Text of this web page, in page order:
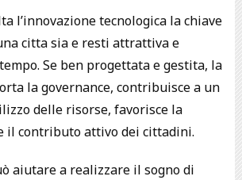
l’innovazione tecnologica la chiave
citta sia e resti attrattiva e
Se ben progettata e gestita, la
la governance, contribuisce a un
delle risorse, favorisce la
il contributo attivo dei cittadini.
aiutare a realizzare il sogno di